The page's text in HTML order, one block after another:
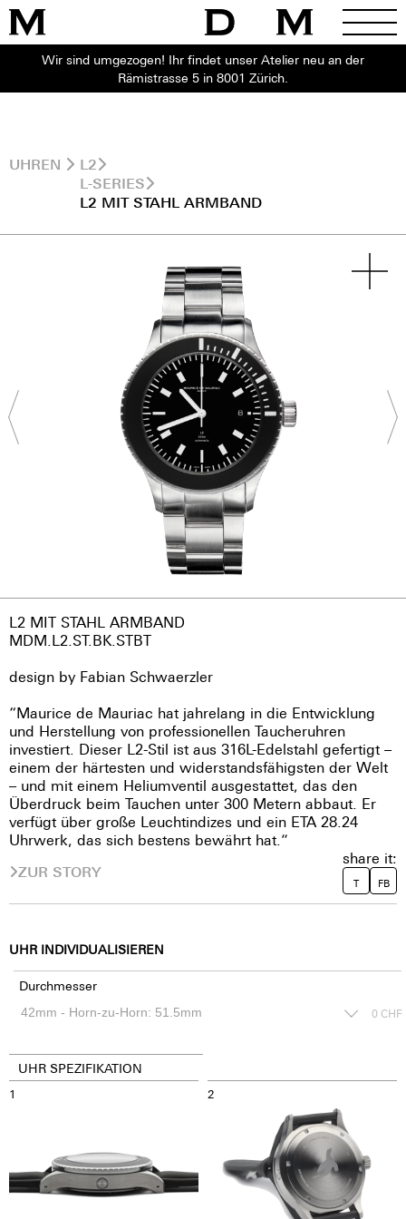
Wir sind umgezogen! Ihr findet unser Atelier neu an der
Rämistrasse 5 in 8001 Zürich.
UHREN
L2
L-SERIES
L2 MIT STAHL ARMBAND
L2 MIT STAHL ARMBAND
MDM.L2.ST.BK.STBT
design by Fabian Schwaerzler
“Maurice de Mauriac hat jahrelang in die Entwicklung
und Herstellung von professionellen Taucheruhren
investiert. Dieser L2-Stil ist aus 316L-Edelstahl gefertigt –
einem der härtesten und widerstandsfähigsten der Welt
– und mit einem Heliumventil ausgestattet, das den
Überdruck beim Tauchen unter 300 Metern abbaut. Er
verfügt über große Leuchtindizes und ein ETA 28.24
Uhrwerk, das sich bestens bewährt hat.”
ZUR STORY
share it:
T FB
UHR INDIVIDUALISIEREN
Durchmesser
0 CHF
UHR SPEZIFIKATION
1 2